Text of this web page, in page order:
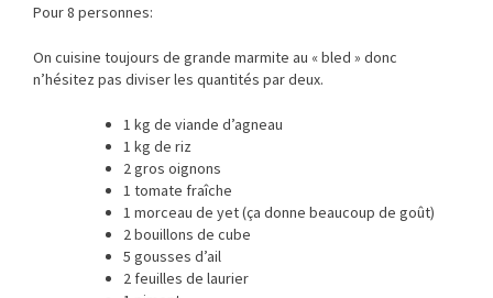
Pour 8 personnes:
On cuisine toujours de grande marmite au « bled » donc
n’hésitez pas diviser les quantités par deux.
1 kg de viande d’agneau
1 kg de riz
2 gros oignons
1 tomate fraîche
1 morceau de yet (ça donne beaucoup de goût)
2 bouillons de cube
5 gousses d’ail
2 feuilles de laurier